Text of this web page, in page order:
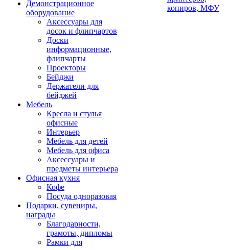
Демонстрационное
оборудование
Аксессуары для
досок и флипчартов
Доски
информационные,
флипчарты
Проекторы
Бейджи
Держатели для
бейджей
Мебель
Кресла и стулья
офисные
Интерьер
Мебель для детей
Мебель для офиса
Аксессуары и
предметы интерьера
Офисная кухня
Кофе
Посуда одноразовая
Подарки, сувениры,
награды
Благодарности,
грамоты, дипломы
Рамки для
копиров, МФУ